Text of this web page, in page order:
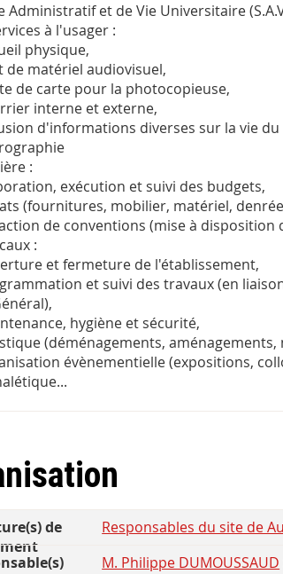
Administratif et de Vie Universitaire
à l'usager :
physique,
de matériel audiovisuel,
de carte pour la photocopieuse,
interne et externe,
d'informations diverses sur la vie
:
exécution et suivi des budgets,
(fournitures, mobilier, matériel,
de conventions (mise à disposition
:
et fermeture de l'établissement,
et suivi des travaux (en
hygiène et sécurité,
(déménagements, aménagements,
évènementielle (expositions,
de
Responsables du site de
M. Philippe DUMOUSSAUD